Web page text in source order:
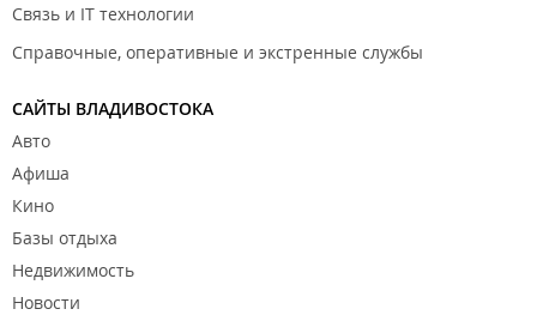
Связь и IT технологии
Справочные, оперативные и экстренные службы
САЙТЫ ВЛАДИВОСТОКА
Авто
Афиша
Кино
Базы отдыха
Недвижимость
Новости